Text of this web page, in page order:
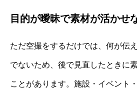
目的が曖昧で素材が活かせ
ただ空撮をするだけでは、何が伝
でないため、後で見直したときに
ことがあります。施設・イベント